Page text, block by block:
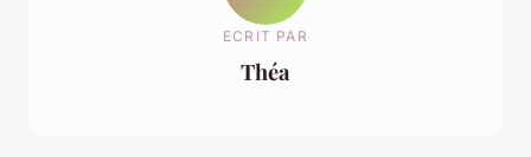
ECRIT PAR
Théa